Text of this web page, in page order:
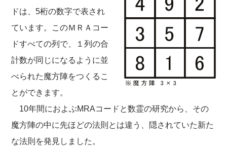
ドは、5桁の数字で表され
ています。このＭＲＡコー
ドすべての列で、１列の合
計数が同じになるように並
べられた魔方陣をつくるこ
とができます。
10年間におよぶMRAコードと数霊の研究から、その
魔方陣の中に先ほどの法則とは違う、隠されていた新た
な法則を発見しました。